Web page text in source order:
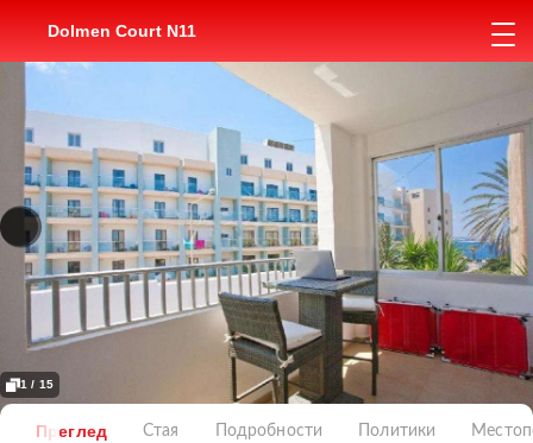
Dolmen Court N11
1 / 15
Преглед Стая Подробности Политики